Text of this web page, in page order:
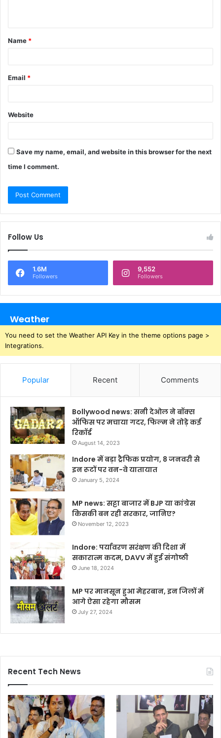
t
*
Name *
Email *
Website
Save my name, email, and website in this browser for the next
time I comment.
Follow Us
1.6M
Followers
9,552
Followers
Weather
You need to set the Weather API Key in the theme options page >
Integrations.
Popular Recent Comments
Bollywood news: सनी देओल ने बॉक्स
ऑफिस पर मचाया गदर, फिल्म ने तोड़े कई
रिकॉर्ड
August 14, 2023
Indore में बड़ा ट्रैफिक प्रयोग, 8 जनवरी से
इन रूटों पर वन-वे यातायात
January 5, 2024
MP news: सट्टा बाजार में BJP या कांग्रेस
किसकी बन रही सरकार, जानिए?
November 12, 2023
Indore: पर्यावरण सरंक्षण की दिशा में
सकारात्म कदम, DAVV में हुई संगोष्ठी
June 18, 2024
MP पर मानसून हुआ मेहरबान, इन जिलों में
आगे ऐसा रहेगा मौसम
July 27, 2024
Recent Tech News